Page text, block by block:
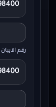
رقم الايبان